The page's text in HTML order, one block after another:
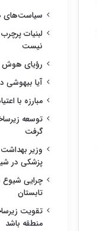
سیاست‌های
لبنیات
نیست
رؤیای هوش
آیا بیهوشی
مبارزه با
گرفت
وزیر
پزشکی در
چرایی
تابستان
تقویت
منطقه باشد